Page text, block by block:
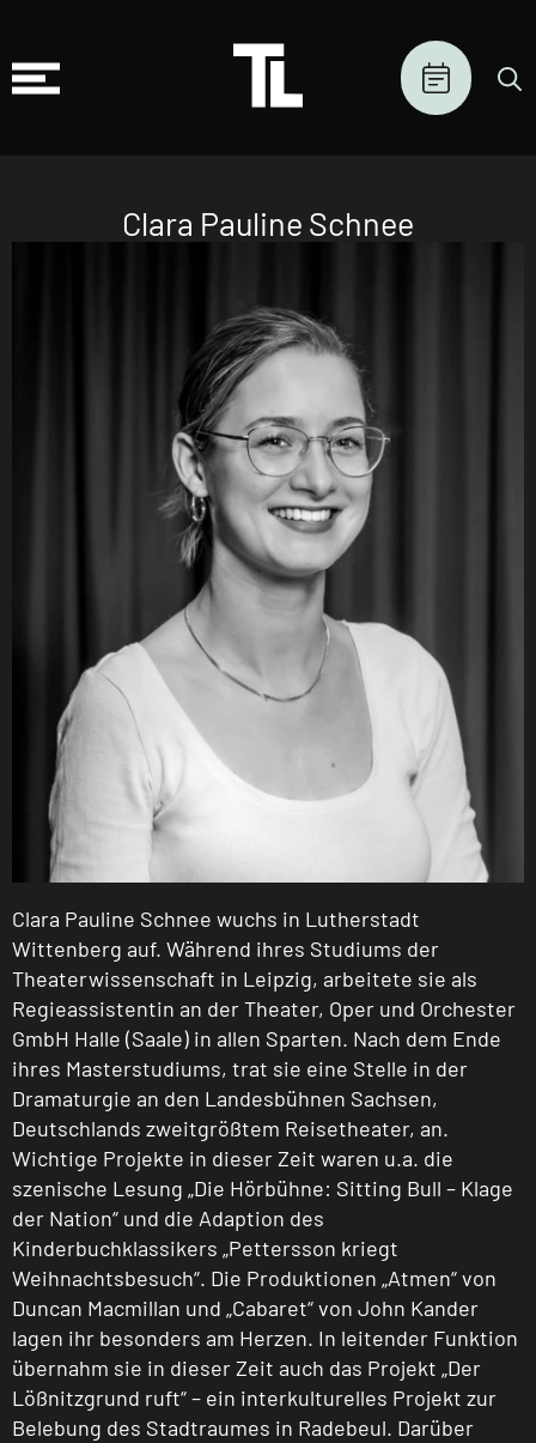
Clara Pauline Schnee
Clara Pauline Schnee wuchs in Lutherstadt
Wittenberg auf. Während ihres Studiums der
Theaterwissenschaft in Leipzig, arbeitete sie als
Regieassistentin an der Theater, Oper und Orchester
GmbH Halle (Saale) in allen Sparten. Nach dem Ende
ihres Masterstudiums, trat sie eine Stelle in der
Dramaturgie an den Landesbühnen Sachsen,
Deutschlands zweitgrößtem Reisetheater, an.
Wichtige Projekte in dieser Zeit waren u.a. die
szenische Lesung „Die Hörbühne: Sitting Bull – Klage
der Nation“ und die Adaption des
Kinderbuchklassikers „Pettersson kriegt
Weihnachtsbesuch“. Die Produktionen „Atmen“ von
Duncan Macmillan und „Cabaret“ von John Kander
lagen ihr besonders am Herzen. In leitender Funktion
übernahm sie in dieser Zeit auch das Projekt „Der
Lößnitzgrund ruft“ – ein interkulturelles Projekt zur
Belebung des Stadtraumes in Radebeul. Darüber